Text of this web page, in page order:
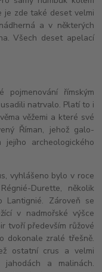
je zde také deset velmi
a v některých
Všech deset apelací
římským
natrvalo. Platí to i
věžemi a které své
Říman, jehož galo-
archeologického
vyhlášeno bylo v roce
Durette, několik
Lantignié. Zároveň se
v nadmořské výšce
tvoří především růžové
dokonale zralé třešně.
ostatní crus a velmi
a malinách.